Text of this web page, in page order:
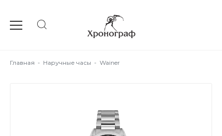
Главная - Наручные часы - Wainer